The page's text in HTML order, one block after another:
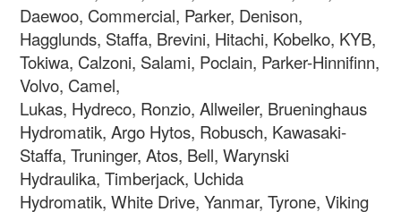
Daewoo, Commercial, Parker, Denison,
Hagglunds, Staffa, Brevini, Hitachi, Kobelko, KYB,
Tokiwa, Calzoni, Salami, Poclain, Parker-Hinnifinn,
Volvo, Camel,
Lukas, Hydreco, Ronzio, Allweiler, Brueninghaus
Hydromatik, Argo Hytos, Robusch, Kawasaki-
Staffa, Truninger, Atos, Bell, Warynski
Hydraulika, Timberjack, Uchida
Hydromatik, White Drive, Yanmar, Tyrone, Viking